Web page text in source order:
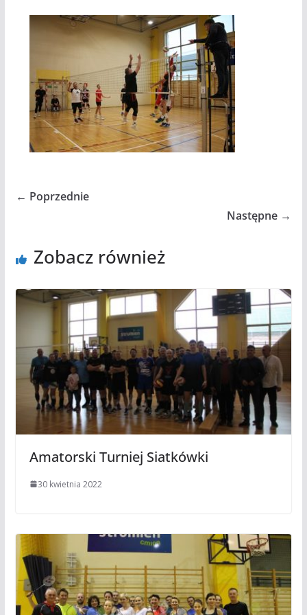
← Poprzednie
Następne →
Zobacz również
Amatorski Turniej Siatkówki
30 kwietnia 2022